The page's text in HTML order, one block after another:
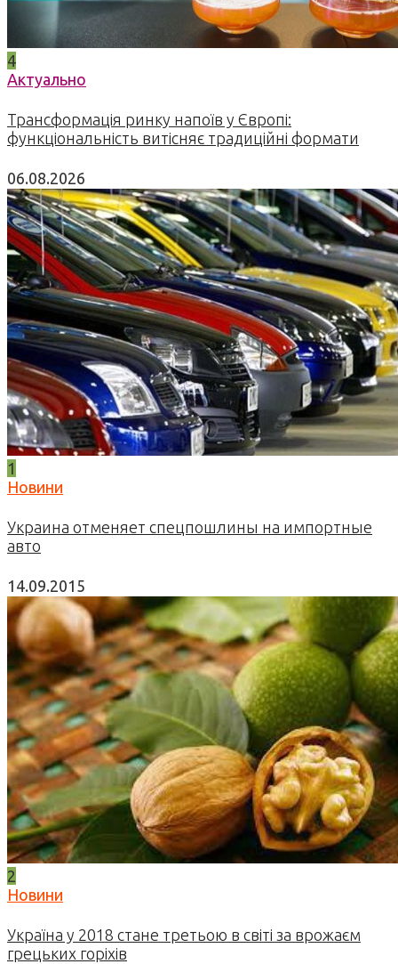
4
Актуально
Трансформація ринку напоїв у Європі:
функціональність витісняє традиційні формати
06.08.2026
1
Новини
Украина отменяет спецпошлины на импортные
авто
14.09.2015
2
Новини
Україна у 2018 стане третьою в світі за врожаєм
грецьких горіхів